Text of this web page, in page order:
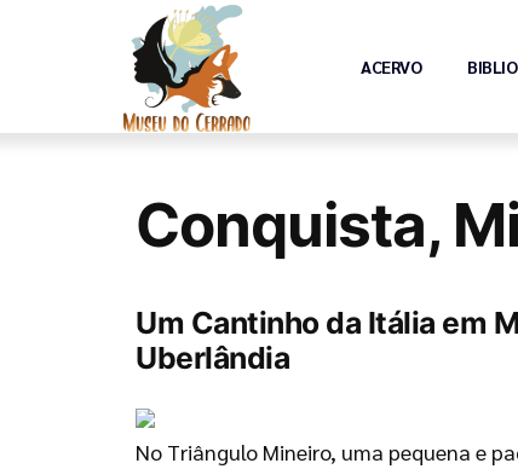
ACERVO
Conquista,
Um Cantinho da Itália em
Uberlândia
No Triângulo Mineiro, uma pequena e